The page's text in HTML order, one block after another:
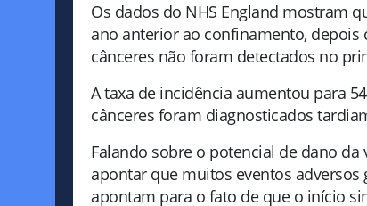
Os dados do NHS England mostram
ano anterior ao confinamento, depois
cânceres não foram detectados no
A taxa de incidência aumentou para
cânceres foram diagnosticados
Falando sobre o potencial de dano da
apontar que muitos eventos
apontam para o fato de que o início